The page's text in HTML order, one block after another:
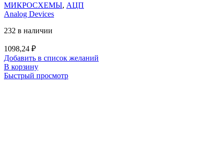
МИКРОСХЕМЫ, АЦП
Analog Devices
232 в наличии
1098,24 ₽
Добавить в список желаний
В корзину
Быстрый просмотр